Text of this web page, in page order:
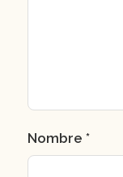
Nombre *